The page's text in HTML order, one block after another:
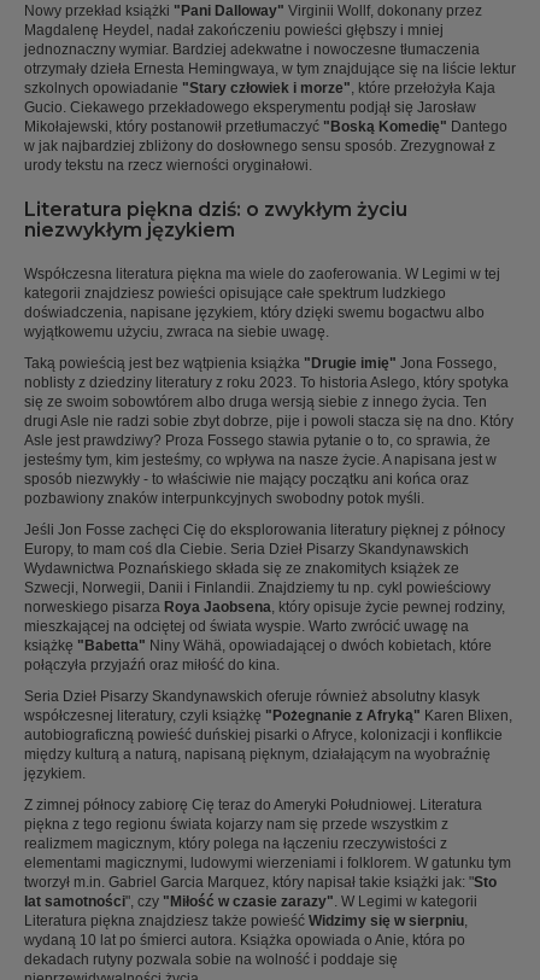
Nowy przekład książki "Pani Dalloway" Virginii Wollf, dokonany przez
Magdalenę Heydel, nadał zakończeniu powieści głębszy i mniej
jednoznaczny wymiar. Bardziej adekwatne i nowoczesne tłumaczenia
otrzymały dzieła Ernesta Hemingwaya, w tym znajdujące się na liście lektur
szkolnych opowiadanie "Stary człowiek i morze", które przełożyła Kaja
Gucio. Ciekawego przekładowego eksperymentu podjął się Jarosław
Mikołajewski, który postanowił przetłumaczyć "Boską Komedię" Dantego
w jak najbardziej zbliżony do dosłownego sensu sposób. Zrezygnował z
urody tekstu na rzecz wierności oryginałowi.
Literatura piękna dziś: o zwykłym życiu
niezwykłym językiem
Współczesna literatura piękna ma wiele do zaoferowania. W Legimi w tej
kategorii znajdziesz powieści opisujące całe spektrum ludzkiego
doświadczenia, napisane językiem, który dzięki swemu bogactwu albo
wyjątkowemu użyciu, zwraca na siebie uwagę.
Taką powieścią jest bez wątpienia książka "Drugie imię" Jona Fossego,
noblisty z dziedziny literatury z roku 2023. To historia Aslego, który spotyka
się ze swoim sobowtórem albo druga wersją siebie z innego życia. Ten
drugi Asle nie radzi sobie zbyt dobrze, pije i powoli stacza się na dno. Który
Asle jest prawdziwy? Proza Fossego stawia pytanie o to, co sprawia, że
jesteśmy tym, kim jesteśmy, co wpływa na nasze życie. A napisana jest w
sposób niezwykły - to właściwie nie mający początku ani końca oraz
pozbawiony znaków interpunkcyjnych swobodny potok myśli.
Jeśli Jon Fosse zachęci Cię do eksplorowania literatury pięknej z północy
Europy, to mam coś dla Ciebie. Seria Dzieł Pisarzy Skandynawskich
Wydawnictwa Poznańskiego składa się ze znakomitych książek ze
Szwecji, Norwegii, Danii i Finlandii. Znajdziemy tu np. cykl powieściowy
norweskiego pisarza Roya Jaobsena, który opisuje życie pewnej rodziny,
mieszkającej na odciętej od świata wyspie. Warto zwrócić uwagę na
książkę "Babetta" Niny Wähä, opowiadającej o dwóch kobietach, które
połączyła przyjaźń oraz miłość do kina.
Seria Dzieł Pisarzy Skandynawskich oferuje również absolutny klasyk
współczesnej literatury, czyli książkę "Pożegnanie z Afryką" Karen Blixen,
autobiograficzną powieść duńskiej pisarki o Afryce, kolonizacji i konflikcie
między kulturą a naturą, napisaną pięknym, działającym na wyobraźnię
językiem.
Z zimnej północy zabiorę Cię teraz do Ameryki Południowej. Literatura
piękna z tego regionu świata kojarzy nam się przede wszystkim z
realizmem magicznym, który polega na łączeniu rzeczywistości z
elementami magicznymi, ludowymi wierzeniami i folklorem. W gatunku tym
tworzył m.in. Gabriel Garcia Marquez, który napisał takie książki jak: "Sto
lat samotności", czy "Miłość w czasie zarazy". W Legimi w kategorii
Literatura piękna znajdziesz także powieść Widzimy się w sierpniu,
wydaną 10 lat po śmierci autora. Książka opowiada o Anie, która po
dekadach rutyny pozwala sobie na wolność i poddaje się